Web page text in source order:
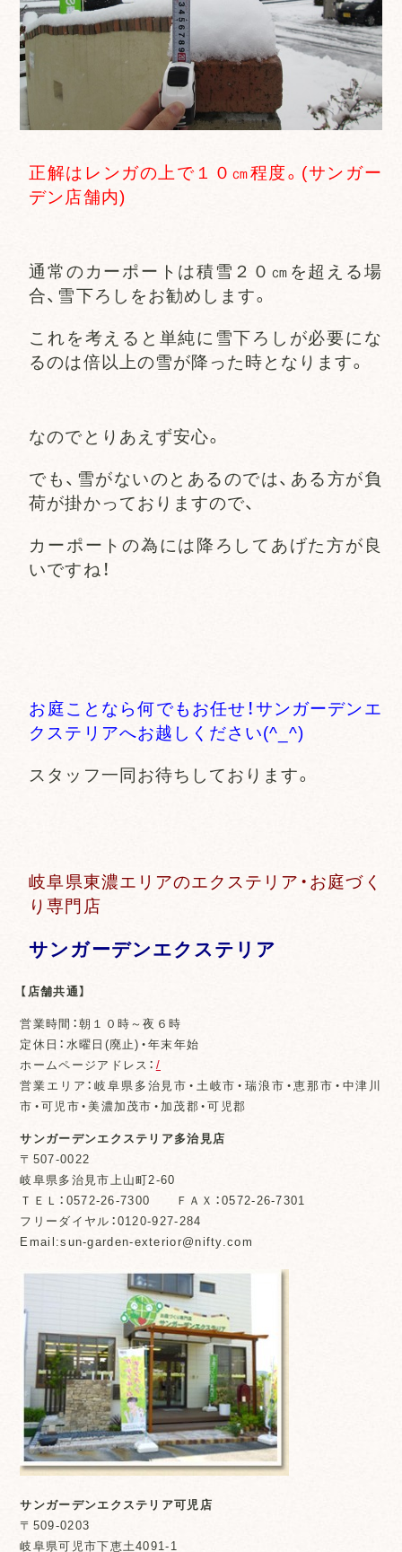
正解はレンガの上で１０㎝程度。(サンガー
デン店舗内)
通常のカーポートは積雪２０㎝を超える場
合、雪下ろしをお勧めします。
これを考えると単純に雪下ろしが必要にな
るのは倍以上の雪が降った時となります。
なのでとりあえず安心。
でも、雪がないのとあるのでは、ある方が負
荷が掛かっておりますので、
カーポートの為には降ろしてあげた方が良
いですね！
お庭ことなら何でもお任せ！サンガーデンエ
クステリアへお越しください(^_^)
スタッフ一同お待ちしております。
岐阜県東濃エリアのエクステリア・お庭づく
り専門店
サンガーデンエクステリア
【店舗共通】
営業時間：朝１０時～夜６時
定休日：水曜日(廃止)・年末年始
ホームページアドレス： /
営業エリア：岐阜県多治見市・土岐市・瑞浪市・恵那市・中津川
市・可児市・美濃加茂市・加茂郡・可児郡
サンガーデンエクステリア多治見店
〒507-0022
岐阜県多治見市上山町2-60
ＴＥＬ：0572-26-7300 ＦＡＸ：0572-26-7301
フリーダイヤル：0120-927-284
Email:sun-garden-exterior@nifty.com
サンガーデンエクステリア可児店
〒509-0203
岐阜県可児市下恵土4091-1